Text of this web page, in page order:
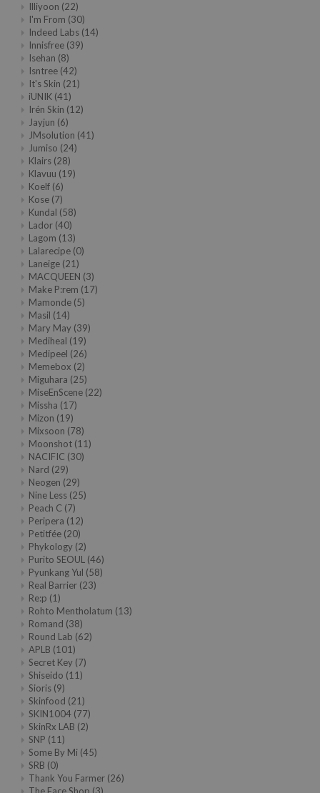
Stereo
Republic
All
Mate
Illiyoon (22)
I'm From (30)
Indeed Labs (14)
Innisfree (39)
Isehan (8)
Isntree (42)
It's Skin (21)
iUNIK (41)
Irén Skin (12)
Jayjun (6)
JMsolution (41)
Jumiso (24)
Klairs (28)
Klavuu (19)
Koelf (6)
Kose (7)
Kundal (58)
Lador (40)
Lagom (13)
Lalarecipe (0)
Laneige (21)
MACQUEEN (3)
Make P:rem (17)
Mamonde (5)
Masil (14)
Mary May (39)
Mediheal (19)
Medipeel (26)
Memebox (2)
Miguhara (25)
MiseEnScene (22)
Missha (17)
Mizon (19)
Mixsoon (78)
Moonshot (11)
NACIFIC (30)
Nard (29)
Neogen (29)
Nine Less (25)
Peach C (7)
Peripera (12)
Petitfée (20)
Phykology (2)
Purito SEOUL (46)
Pyunkang Yul (58)
Real Barrier (23)
Re:p (1)
Rohto Mentholatum (13)
Romand (38)
Round Lab (62)
APLB (101)
Secret Key (7)
Shiseido (11)
Sioris (9)
Skinfood (21)
SKIN1004 (77)
SkinRx LAB (2)
SNP (11)
Some By Mi (45)
SRB (0)
Thank You Farmer (26)